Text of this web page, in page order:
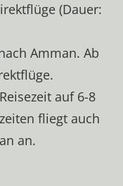
(Dauer:
Amman. Ab
auf 6-8
fliegt auch
an.